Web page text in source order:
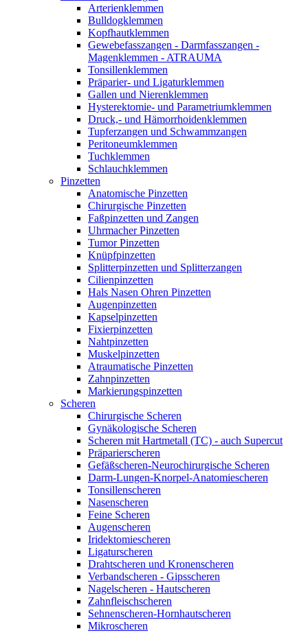
Arterienklemmen
Bulldogklemmen
Kopfhautklemmen
Gewebefasszangen - Darmfasszangen -
Magenklemmen - ATRAUMA
Tonsillenklemmen
Präparier- und Ligaturklemmen
Gallen und Nierenklemmen
Hysterektomie- und Parametriumklemmen
Druck,- und Hämorrhoidenklemmen
Tupferzangen und Schwammzangen
Peritoneumklemmen
Tuchklemmen
Schlauchklemmen
Pinzetten
Anatomische Pinzetten
Chirurgische Pinzetten
Faßpinzetten und Zangen
Uhrmacher Pinzetten
Tumor Pinzetten
Knüpfpinzetten
Splitterpinzetten und Splitterzangen
Cilienpinzetten
Hals Nasen Ohren Pinzetten
Augenpinzetten
Kapselpinzetten
Fixierpinzetten
Nahtpinzetten
Muskelpinzetten
Atraumatische Pinzetten
Zahnpinzetten
Markierungspinzetten
Scheren
Chirurgische Scheren
Gynäkologische Scheren
Scheren mit Hartmetall (TC) - auch Supercut
Präparierscheren
Gefäßscheren-Neurochirurgische Scheren
Darm-Lungen-Knorpel-Anatomiescheren
Tonsillenscheren
Nasenscheren
Feine Scheren
Augenscheren
Iridektomiescheren
Ligaturscheren
Drahtscheren und Kronenscheren
Verbandscheren - Gipsscheren
Nagelscheren - Hautscheren
Zahnfleischscheren
Sehnenscheren-Hornhautscheren
Mikroscheren